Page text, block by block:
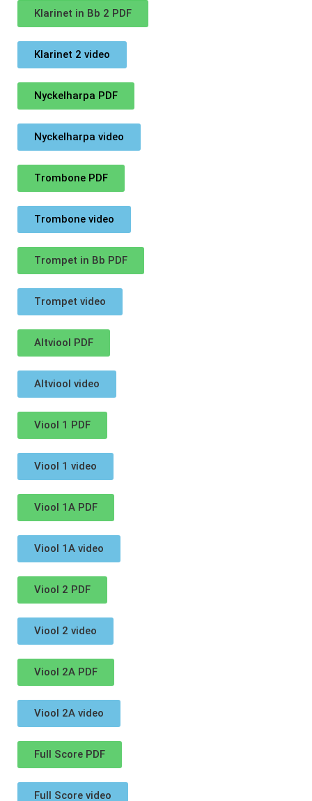
Klarinet in Bb 2 PDF
Klarinet 2 video
Nyckelharpa PDF
Nyckelharpa video
Trombone PDF
Trombone video
Trompet in Bb PDF
Trompet video
Altviool PDF
Altviool video
Viool 1 PDF
Viool 1 video
Viool 1A PDF
Viool 1A video
Viool 2 PDF
Viool 2 video
Viool 2A PDF
Viool 2A video
Full Score PDF
Full Score video